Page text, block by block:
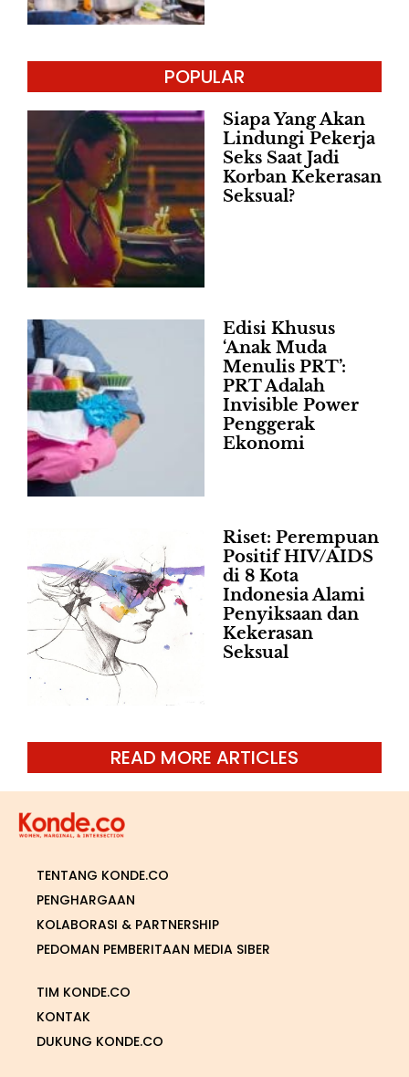
POPULAR
Siapa Yang Akan
Lindungi Pekerja
Seks Saat Jadi
Korban Kekerasan
Seksual?
Edisi Khusus
‘Anak Muda
Menulis PRT’:
PRT Adalah
Invisible Power
Penggerak
Ekonomi
Riset: Perempuan
Positif HIV/AIDS
di 8 Kota
Indonesia Alami
Penyiksaan dan
Kekerasan
Seksual
READ MORE ARTICLES
TENTANG KONDE.CO
PENGHARGAAN
KOLABORASI & PARTNERSHIP
PEDOMAN PEMBERITAAN MEDIA SIBER
TIM KONDE.CO
KONTAK
DUKUNG KONDE.CO